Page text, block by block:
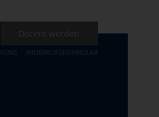
Dozent werden
WIDERRUFSFORMULAR